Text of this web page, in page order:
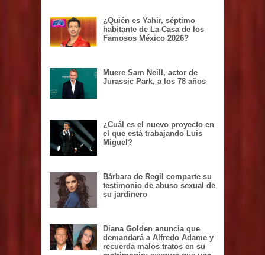
¿Quién es Yahir, séptimo
habitante de La Casa de los
Famosos México 2026?
Muere Sam Neill, actor de
Jurassic Park, a los 78 años
¿Cuál es el nuevo proyecto en
el que está trabajando Luis
Miguel?
Bárbara de Regil comparte su
testimonio de abuso sexual de
su jardinero
Diana Golden anuncia que
demandará a Alfredo Adame y
recuerda malos tratos en su